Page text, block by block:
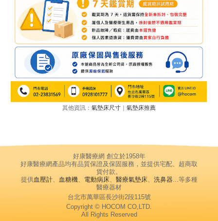
其他資訊： 氣墊床尺寸 氣墊床推薦
好康醫療網 創立於1958年
好康醫療網產品均有品質保證及保固服務，並提供宅配、超商取
貨付款。
提供血壓計、 血糖機、 電動病床、 醫療氣墊床、 洗鼻器 ...等多種
醫療器材
台北市萬華區長沙街2段115號
Copyright © HOCOM CO,LTD.
All Rights Reserved